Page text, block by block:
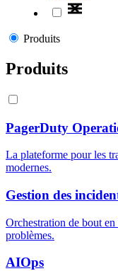
Produits
Produits
PagerDuty
La plateforme pour les
modernes.
Gestion des
Orchestration de bout
problèmes.
AIOps